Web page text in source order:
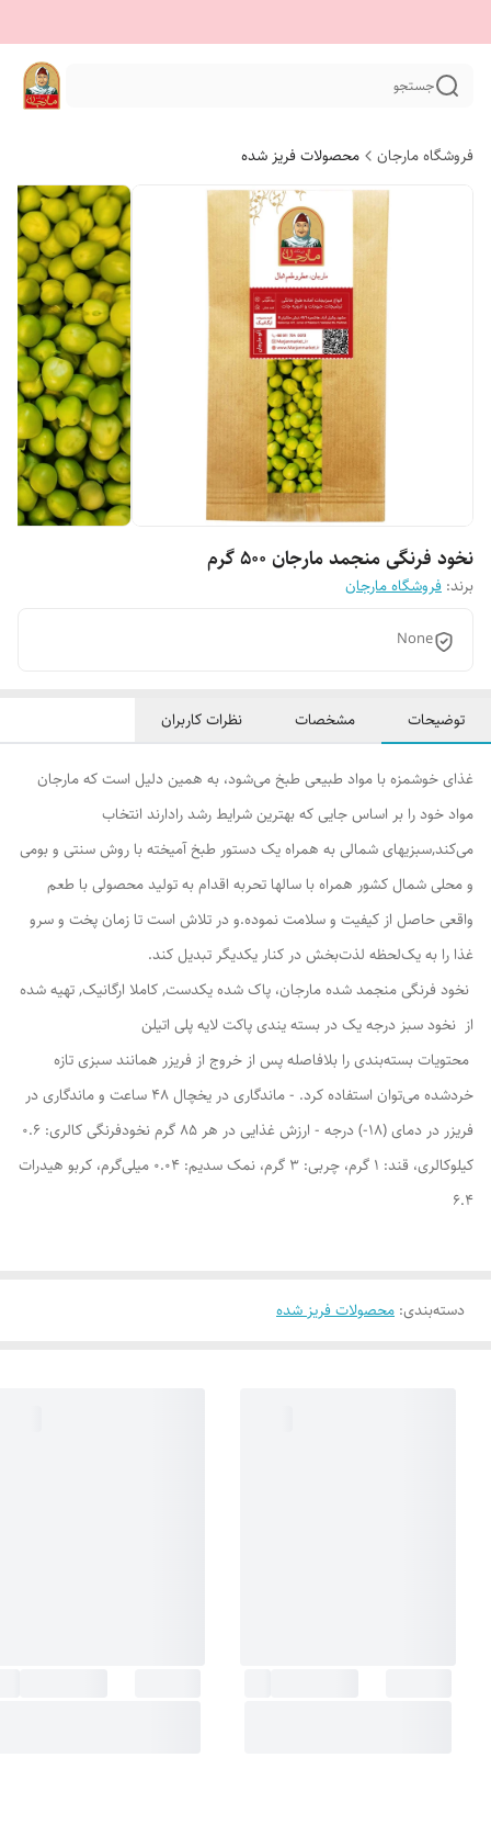
جستجو
فروشگاه مارجان محصولات فریز شده
نخود فرنگی منجمد مارجان 500 گرم
برند: فروشگاه مارجان
None
توضیحات مشخصات نظرات کاربران
غذای خوشمزه با مواد طبیعی طبخ می‌شود، به همین دلیل است که مارجان
مواد خود را بر اساس جایی که بهترین شرایط رشد رادارند انتخاب
می‌کند,سبزیهای شمالی به همراه یک دستور طبخ آمیخته با روش سنتی و بومی
و محلی شمال کشور همراه با سالها تحربه اقدام به تولید محصولی با طعم
واقعی حاصل از کیفیت و سلامت نموده.و در تلاش است تا زمان پخت و سرو
غذا را به یک‌لحظه لذت‌بخش در کنار یکدیگر تبدیل کند.
نخود فرنگی منجمد شده مارجان، پاک شده یکدست, کاملا ارگانیک, تهیه شده
از نخود سبز درجه یک در بسته یندی پاکت لایه پلی اتیلن
محتویات بسته‌بندی را بلافاصله پس از خروج از فریزر همانند سبزی تازه
خردشده می‌توان استفاده کرد. - ماندگاری در یخچال ۴۸ ساعت و ماندگاری در
فریزر در دمای (۱۸-) درجه - ارزش غذایی در هر ۸۵ گرم نخودفرنگی کالری: ۰.۶
کیلوکالری، قند: ۱ گرم، چربی: ۳ گرم، نمک سدیم: ۰.۰۴ میلی‌گرم، کربو هیدرات
۶.۴
دسته‌بندی: محصولات فریز شده